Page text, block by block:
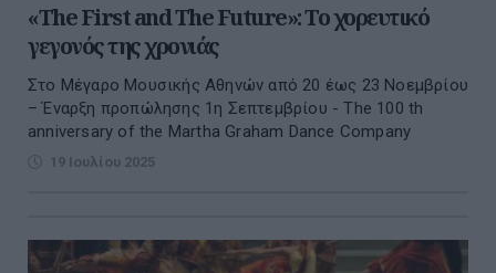
«The First and The Future»: Το χορευτικό
γεγονός της χρονιάς
Στο Μέγαρο Μουσικής Αθηνών από 20 έως 23 Νοεμβρίου
– Έναρξη προπώλησης 1η Σεπτεμβρίου - The 100 th
anniversary of the Martha Graham Dance Company
19 Ιουλίου 2025